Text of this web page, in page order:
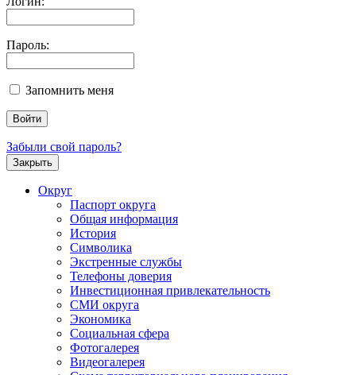
Пароль:
Запомнить меня
Забыли свой пароль?
Закрыть
Округ
Паспорт округа
Общая информация
История
Символика
Экстренные службы
Телефоны доверия
Инвестиционная привлекательность
СМИ округа
Экономика
Социальная сфера
Фотогалерея
Видеогалерея